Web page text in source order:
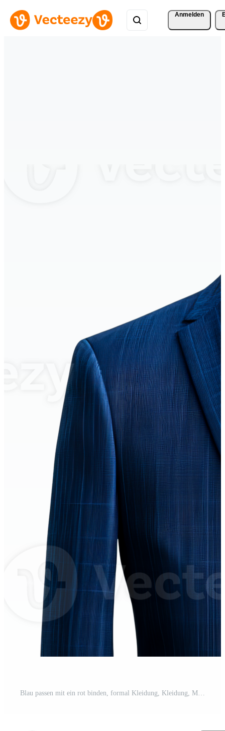
Anmelden
Blau passen mit ein rot binden, formal Kleidung, Kleidung, Mannequin, Schnitt aus transparent Pro PNG